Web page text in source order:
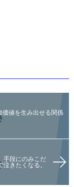
価値を生み出せる関係
手段にのみこだ
きたくなる。